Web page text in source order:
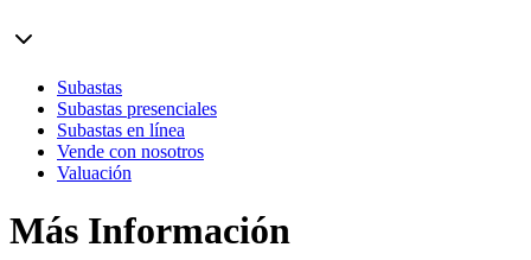
Subastas
Subastas presenciales
Subastas en línea
Vende con nosotros
Valuación
Más Información